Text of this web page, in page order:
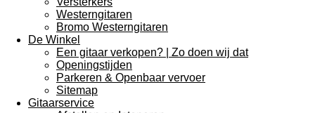
Westerngitaren
Bromo Westerngitaren
De Winkel
Een gitaar verkopen? | Zo doen wij dat
Openingstijden
Parkeren & Openbaar vervoer
Sitemap
Gitaarservice